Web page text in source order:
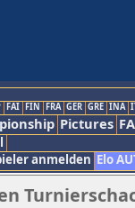
FAI FIN FRA GER GRE INA
Pictures
anmelden Elo